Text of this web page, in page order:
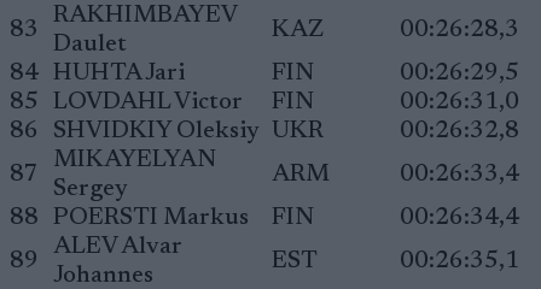
83
RAKHIMBAYEV
Daulet
KAZ
00:26:28,3
84
HUHTA Jari FIN
00:26:29,5
85
LOVDAHL Victor FIN
00:26:31,0
86
SHVIDKIY Oleksiy UKR
00:26:32,8
87
MIKAYELYAN
Sergey
ARM
00:26:33,4
88
POERSTI Markus FIN
00:26:34,4
89
ALEV Alvar
Johannes
EST
00:26:35,1